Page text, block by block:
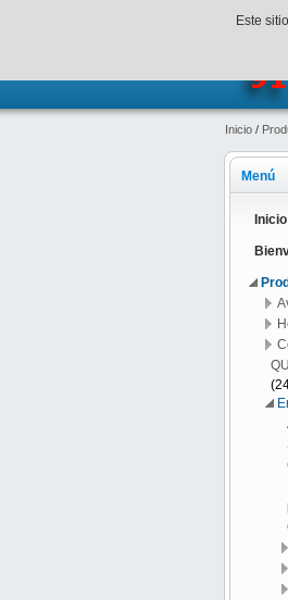
Inicio /
Menú
Inicio
Este